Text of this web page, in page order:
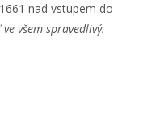
nad vstupem do
všem spravedlivý.